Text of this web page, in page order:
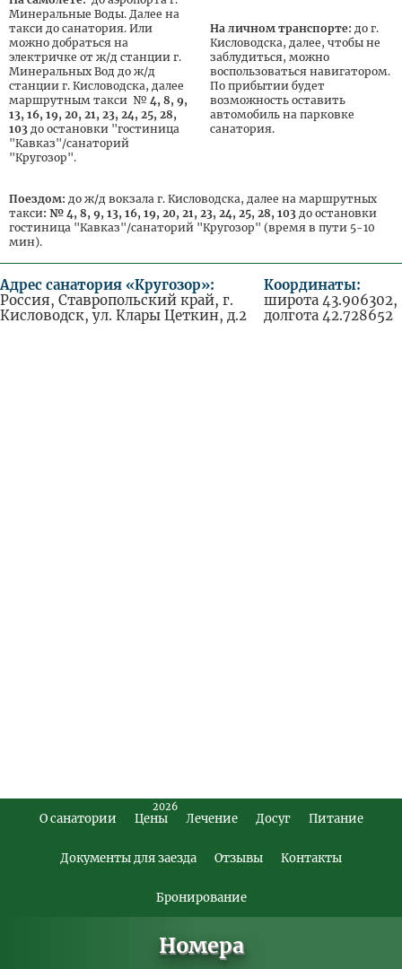
Минеральные Воды. Далее на
такси до санатория. Или
можно добраться на
электричке от ж/д станции г.
Минеральных Вод до ж/д
станции г. Кисловодска, далее
маршрутным такси № 4, 8, 9,
13, 16, 19, 20, 21, 23, 24, 25, 28,
103 до остановки "гостиница
"Кавказ"/санаторий
"Кругозор".
На личном транспорте: до г.
Кисловодска, далее, чтобы не
заблудиться, можно
воспользоваться навигатором.
По прибытии будет
возможность оставить
автомобиль на парковке
санатория.
Поездом: до ж/д вокзала г. Кисловодска, далее на маршрутных
такси: № 4, 8, 9, 13, 16, 19, 20, 21, 23, 24, 25, 28, 103 до остановки
гостиница "Кавказ"/санаторий "Кругозор" (время в пути 5-10
мин).
Адрес санатория «Кругозор»:
Россия, Ставропольский край, г.
Кисловодск, ул. Клары Цеткин, д.2
Координаты:
широта 43.906302,
долгота 42.728652
Footer
Main
О санатории Цены
2026
Лечение Досуг Питание
Документы для заезда Отзывы Контакты
Бронирование
Номера